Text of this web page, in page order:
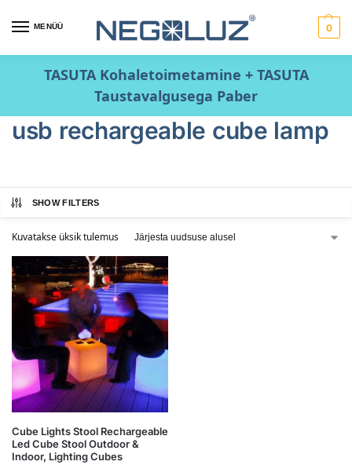
MENÜÜ 0
TASUTA Kohaletoimetamine + TASUTA
Taustavalgusega Paber
usb rechargeable cube lamp
SHOW FILTERS
Kuvatakse üksik tulemus
Cube Lights Stool Rechargeable
Led Cube Stool Outdoor &
Indoor, Lighting Cubes